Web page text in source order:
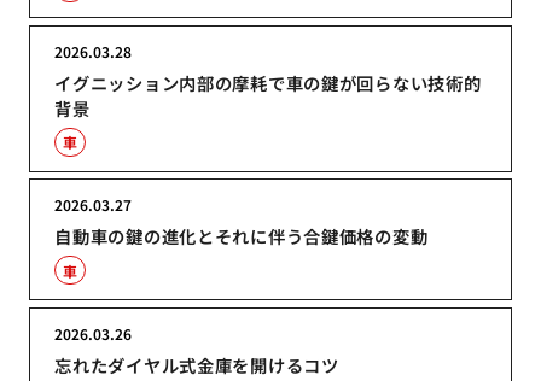
イグニッション内部の摩耗で車の鍵が回らない技術的
背景
2026.03.28
車
自動車の鍵の進化とそれに伴う合鍵価格の変動
2026.03.27
車
忘れたダイヤル式金庫を開けるコツ
2026.03.26